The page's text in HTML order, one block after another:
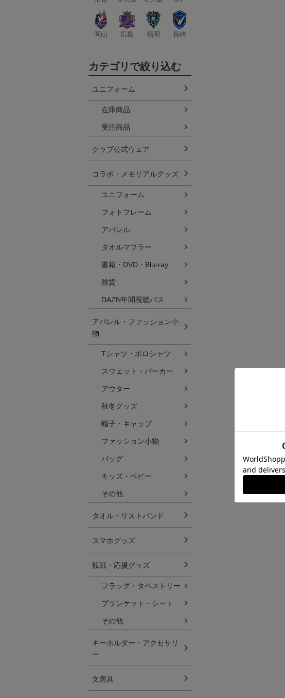
岡山 広島 福岡 長崎
カテゴリで絞り込む
ユニフォーム
在庫商品
受注商品
クラブ公式ウェア
コラボ・メモリアルグッズ
ユニフォーム
フォトフレーム
アパレル
タオルマフラー
書籍・DVD・Blu-ray
雑貨
DAZN年間視聴パス
アパレル・ファッション小
物
Tシャツ・ポロシャツ
スウェット・パーカー
アウター
秋冬グッズ
帽子・キャップ
ファッション小物
バッグ
キッズ・ベビー
その他
タオル・リストバンド
スマホグッズ
観戦・応援グッズ
フラッグ・タペストリー
ブランケット・シート
その他
キーホルダー・アクセサリ
ー
文房具